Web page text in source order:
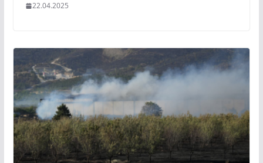
22.04.2025